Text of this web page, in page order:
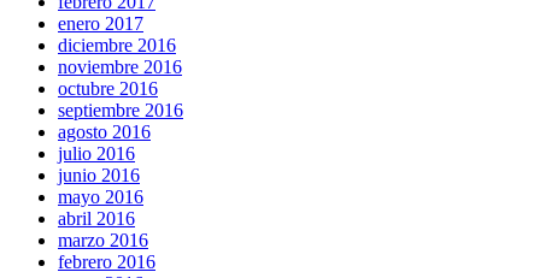
enero 2017
diciembre 2016
noviembre 2016
octubre 2016
septiembre 2016
agosto 2016
julio 2016
junio 2016
mayo 2016
abril 2016
marzo 2016
febrero 2016